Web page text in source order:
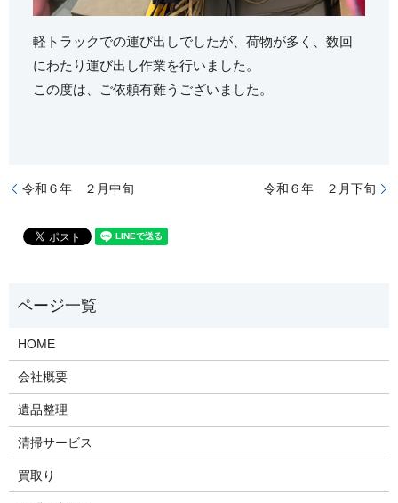
軽トラックでの運び出しでしたが、荷物が多く、数回
にわたり運び出し作業を行いました。
この度は、ご依頼有難うございました。
令和６年 ２月中旬 令和６年 ２月下旬
HOME
会社概要
遺品整理
清掃サービス
買取り